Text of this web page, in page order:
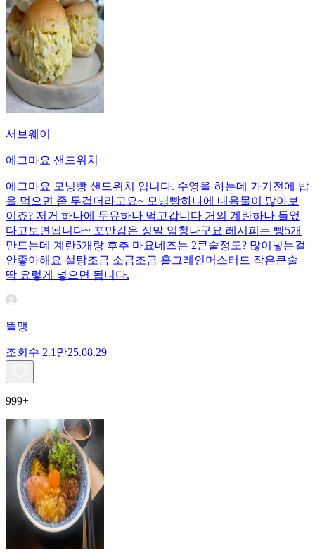
서브웨이
에그마요 샌드위치
에그마요 모닝빵 샌드위치 입니다. 수영을 하는데 가기전에 밥
을 먹으면 좀 무겁더라고요~ 모닝빵하나에 내용물이 많아보
이죠? 저거 하나에 두유하나 먹고갑니다 거의 계란하나 들었
다고보면됩니다~ 포만감은 정말 엄청나구요 레시피는 빵5개
만드는데 계란5개랑 후추 마요네즈는 2큰술정도? 많이넣는걸
안좋아해요 설탕조금 소금조금 홀그레인머스터드 작은큰술
딱 요렇게 넣으면 됩니다.
똘맹
조회수 2.1만25.08.29
999+